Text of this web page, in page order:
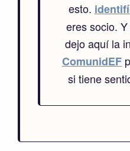
esto.
eres socio.
dejo aquí la
ComunidEF
si tiene